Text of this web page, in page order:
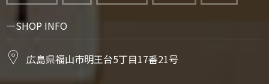
SHOP INFO
広島県福山市明王台5丁目17番21号